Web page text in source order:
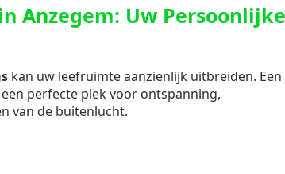
Anzegem: Uw Persoonlijke
kan uw leefruimte aanzienlijk uitbreiden. Een
perfecte plek voor ontspanning,
van de buitenlucht.